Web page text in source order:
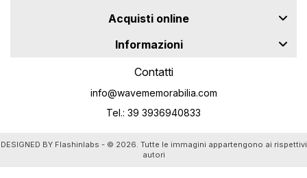
Acquisti online
Informazioni
Contatti
info@wavememorabilia.com
Tel.: 39 3936940833
DESIGNED BY Flashinlabs - © 2026. Tutte le immagini appartengono ai rispettivi
autori